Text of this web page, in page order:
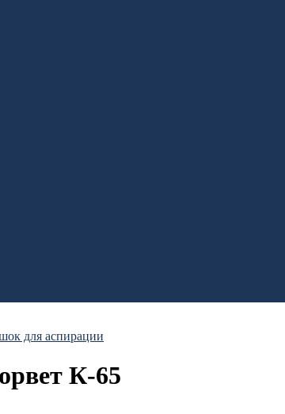
для аспирации
К-65